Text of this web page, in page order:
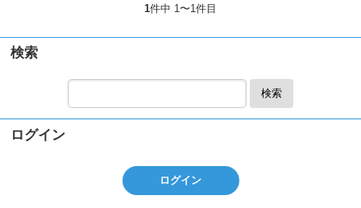
1件中 1〜1件目
検索
検索
ログイン
ログイン